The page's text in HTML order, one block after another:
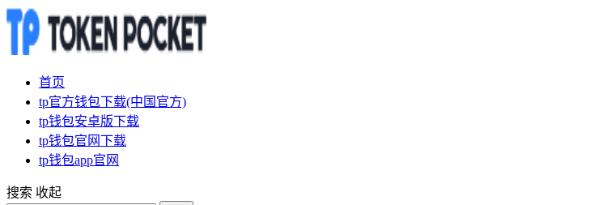
首页
tp官方钱包下载(中国官方)
tp钱包安卓版下载
tp钱包官网下载
tp钱包app官网
搜索 收起